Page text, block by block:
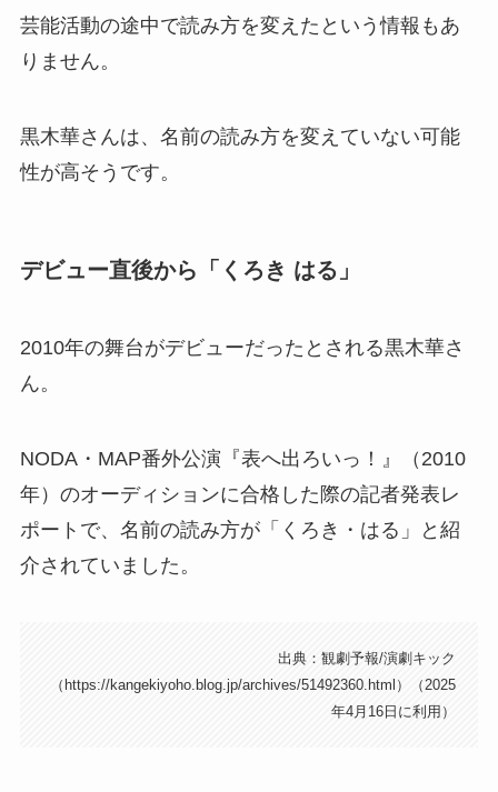
芸能活動の途中で読み方を変えたという情報もあ
りません。
黒木華さんは、名前の読み方を変えていない可能
性が高そうです。
デビュー直後から「くろき はる」
2010年の舞台がデビューだったとされる黒木華さ
ん。
NODA・MAP番外公演『表へ出ろいっ！』（2010
年）のオーディションに合格した際の記者発表レ
ポートで、名前の読み方が「くろき・はる」と紹
介されていました。
出典：観劇予報/演劇キック
（https://kangekiyoho.blog.jp/archives/51492360.html）（2025
年4月16日に利用）